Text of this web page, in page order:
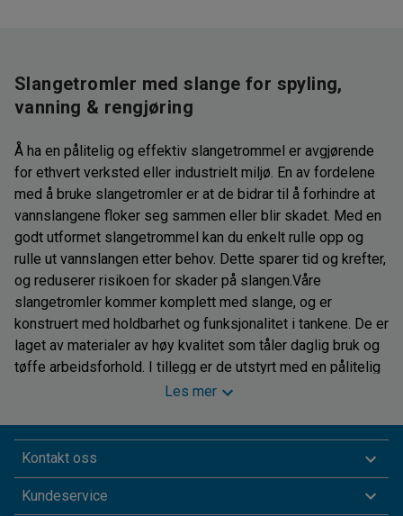
Slangetromler med slange for spyling,
vanning & rengjøring
Å ha en pålitelig og effektiv slangetrommel er avgjørende
for ethvert verksted eller industrielt miljø. En av fordelene
med å bruke slangetromler er at de bidrar til å forhindre at
vannslangene floker seg sammen eller blir skadet. Med en
godt utformet slangetrommel kan du enkelt rulle opp og
rulle ut vannslangen etter behov. Dette sparer tid og krefter,
og reduserer risikoen for skader på slangen.Våre
slangetromler kommer komplett med slange, og er
konstruert med holdbarhet og funksjonalitet i tankene. De er
laget av materialer av høy kvalitet som tåler daglig bruk og
tøffe arbeidsforhold. I tillegg er de utstyrt med en pålitelig
mekanisme for enkel rulling inn og ut av slangen. Uansett
enkelt monteres på veggen eller taket, slik at den ikke tar
opp verdifull gulvplass. Dette frigjør plass til andre
verkstedverktøy og maskiner, samtidig som det reduserer
Les mer
Kontakt oss
Kundeservice